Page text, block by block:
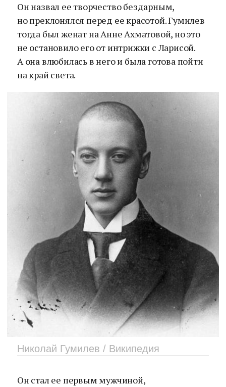
Он назвал ее творчество бездарным,
но преклонялся перед ее красотой. Гумилев
тогда был женат на Анне Ахматовой, но это
не остановило его от интрижки с Ларисой.
А она влюбилась в него и была готова пойти
на край света.
Николай Гумилев / Википедия
Он стал ее первым мужчиной,